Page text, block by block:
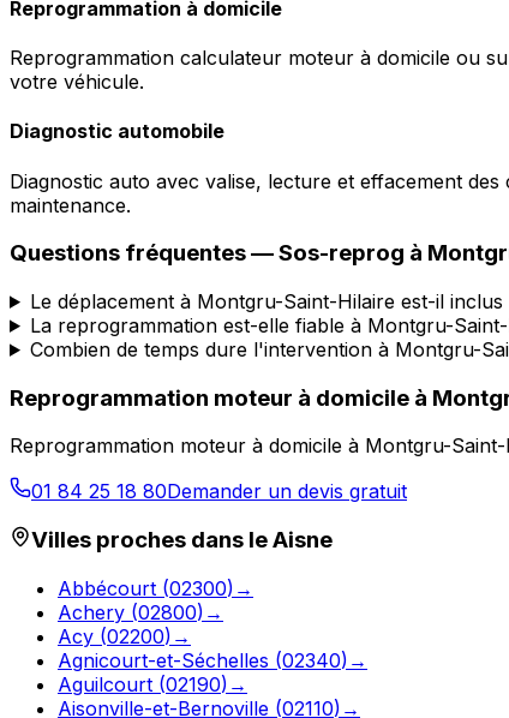
Reprogrammation à domicile
Reprogrammation calculateur moteur à domicile ou
votre véhicule.
Diagnostic automobile
Diagnostic auto avec valise, lecture et effacement
maintenance.
Questions fréquentes —Sos-reprog à
Le déplacement à Montgru-Saint-Hilaire est-il inclus
La reprogrammation est-elle fiable à Montgru-
Combien de temps dure l'intervention à Montgru-
Reprogrammation moteur à domicile à
Reprogrammation moteur à domicile à Montgru-
01 84 25 18 80Demander un devis gratuit
Villes proches dans leAisne
Abbécourt (02300) →
Achery (02800) →
Acy (02200) →
Agnicourt-et-Séchelles (02340) →
Aguilcourt (02190) →
Aisonville-et-Bernoville (02110) →